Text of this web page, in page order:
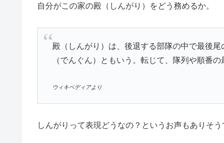
自分がこの家の殿（しんがり）をどう務めるか。
殿（しんがり）は、後退する部隊の中で最後
（でんぐん）ともいう。転じて、隊列や順番の
ウィキペディアより
しんがりって表現どうなの？というお声もありそ